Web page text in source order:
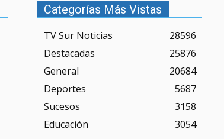
Categorías Más Vistas
TV Sur Noticias
28596
Destacadas
25876
General
20684
Deportes
5687
Sucesos
3158
Educación
3054